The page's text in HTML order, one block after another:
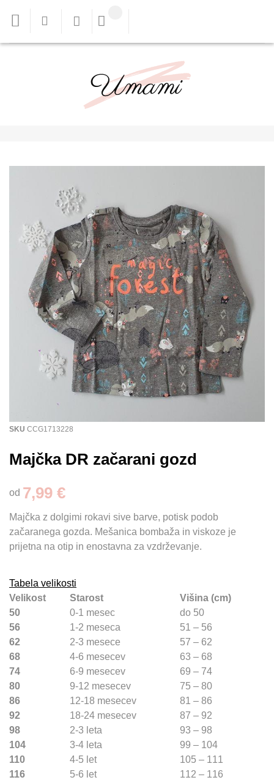
SKU CCG1713228
Majčka DR začarani gozd
od 7,99 €
Majčka z dolgimi rokavi sive barve, potisk podob
začaranega gozda. Mešanica bombaža in viskoze je
prijetna na otip in enostavna za vzdrževanje.
Tabela velikosti
Velikost
Starost
Višina (cm)
50
0-1 mesec
do 50
56
1-2 meseca
51 – 56
62
2-3 mesece
57 – 62
68
4-6 mesecev
63 – 68
74
6-9 mesecev
69 – 74
80
9-12 mesecev
75 – 80
86
12-18 mesecev
81 – 86
92
18-24 mesecev
87 – 92
98
2-3 leta
93 – 98
104
3-4 leta
99 – 104
110
4-5 let
105 – 111
116
5-6 let
112 – 116